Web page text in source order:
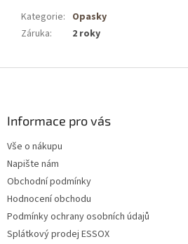
Kategorie: Opasky
Záruka: 2 roky
Informace pro vás
Vše o nákupu
Napište nám
Obchodní podmínky
Hodnocení obchodu
Podmínky ochrany osobních údajů
Splátkový prodej ESSOX